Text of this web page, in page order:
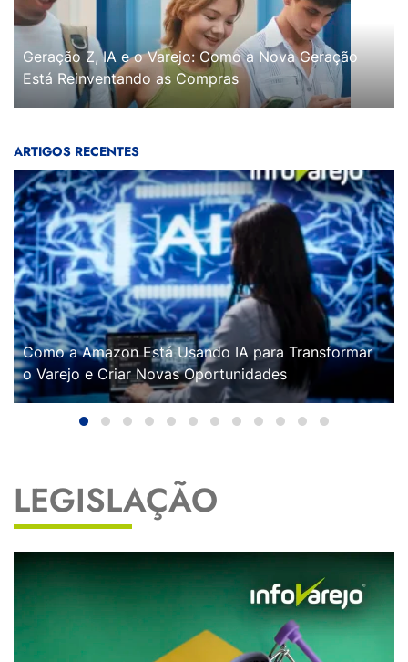
Geração Z, IA e o Varejo: Como a Nova Geração
Está Reinventando as Compras
ARTIGOS RECENTES
Como a Amazon Está Usando IA para Transformar
o Varejo e Criar Novas Oportunidades
LEGISLAÇÃO